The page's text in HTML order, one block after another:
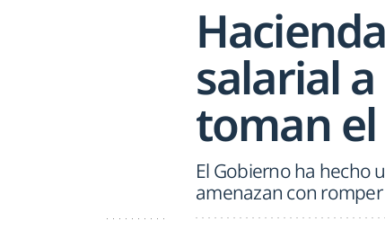
salarial
toman
El Gobierno ha hecho
amenazan con